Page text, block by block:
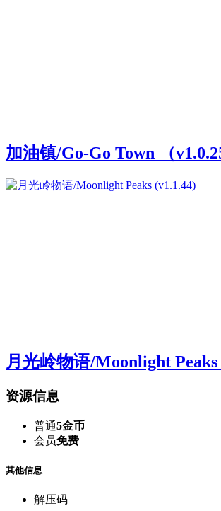
加油镇/Go-Go Town （
月光岭物语/Moonlight Peaks
资源信息
普通5金币
会员免费
其他信息
解压码